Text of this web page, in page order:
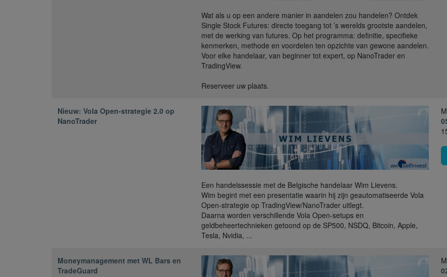
Wat als u op een andere manier in aandelen zou handelen? Ontdek
Single Stock Futures: directe toegang tot ’s werelds grootste aandelen,
met de werking van futures. Op het programma: definitie, specifieke
kenmerken, methode en voordelen ten opzichte van gewone aandelen.
Voor elke handelaar, van beginner tot expert, op NanoTrader en
TradingView.
Reserveer uw plaats.
Nieuw: Vola Open-strategie 2.0 op
NanoTrader
Een handelssessie met de Belgische handelaar Wim Lievens.
Wim begint met een presentatie waarin hij zijn geautomatiseerde Vola
Open-strategie op TradingView/NanoTrader uitlegt.
Daarna worden verschillende Vola Open-setups en
geldbeheertechnieken getoond op de SP500, NSDQ, Bitcoin, Apple,
Tesla, Nvidia, ...
Moneymanagement met WL Bars en
TradeGuard